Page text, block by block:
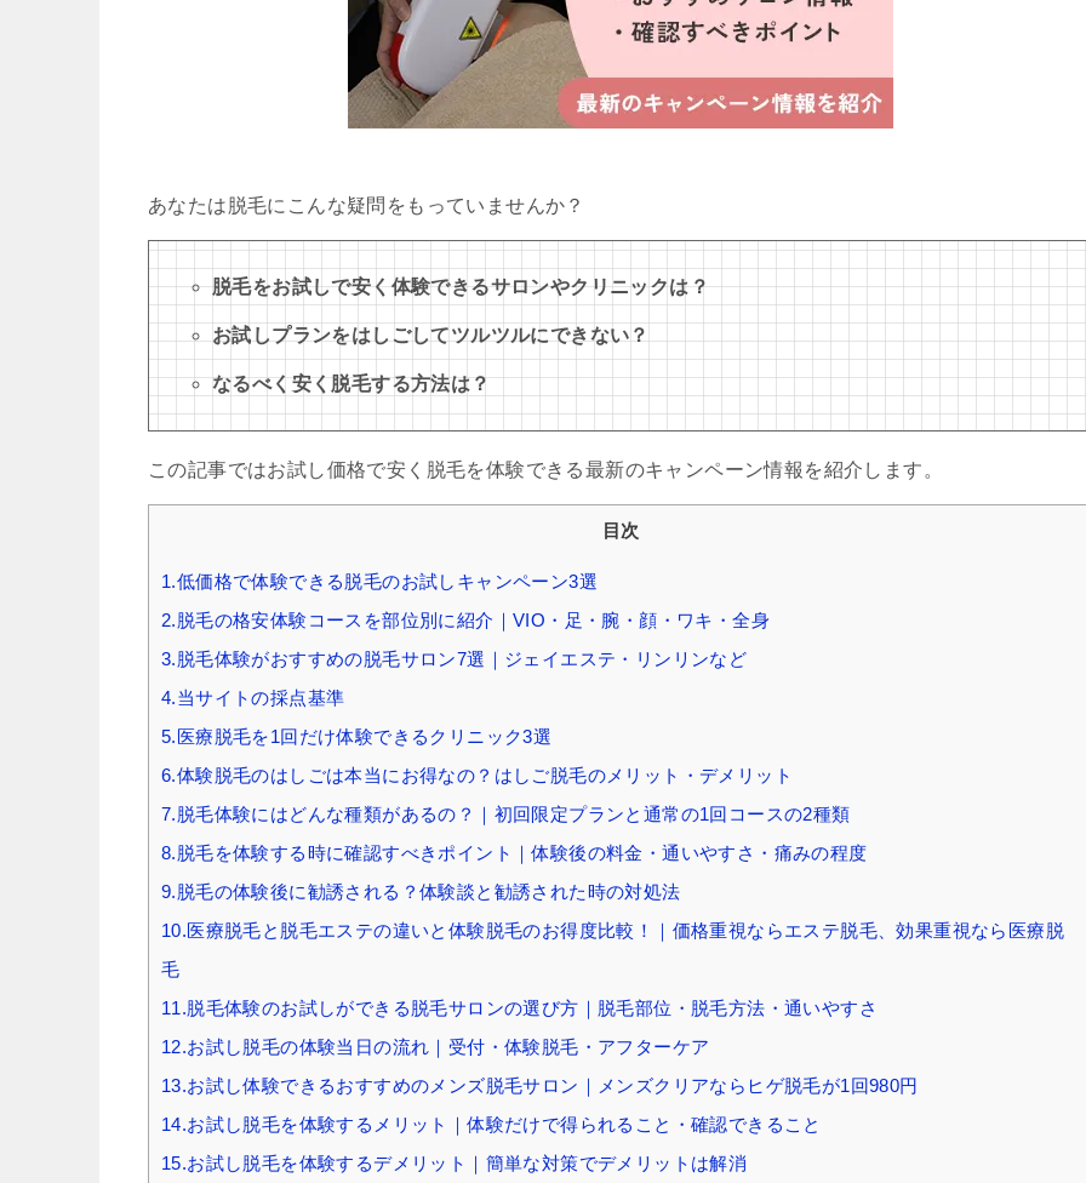
あなたは脱毛にこんな疑問をもっていませんか？
脱毛をお試しで安く体験できるサロンやクリニックは？
お試しプランをはしごしてツルツルにできない？
なるべく安く脱毛する方法は？
この記事ではお試し価格で安く脱毛を体験できる最新のキャンペーン情報を紹介します。
目次
1.低価格で体験できる脱毛のお試しキャンペーン3選
2.脱毛の格安体験コースを部位別に紹介｜VIO・足・腕・顔・ワキ・全身
3.脱毛体験がおすすめの脱毛サロン7選｜ジェイエステ・リンリンなど
4.当サイトの採点基準
5.医療脱毛を1回だけ体験できるクリニック3選
6.体験脱毛のはしごは本当にお得なの？はしご脱毛のメリット・デメリット
7.脱毛体験にはどんな種類があるの？｜初回限定プランと通常の1回コースの2種類
8.脱毛を体験する時に確認すべきポイント｜体験後の料金・通いやすさ・痛みの程度
9.脱毛の体験後に勧誘される？体験談と勧誘された時の対処法
10.医療脱毛と脱毛エステの違いと体験脱毛のお得度比較！｜価格重視ならエステ脱毛、効果重視なら医療脱
毛
11.脱毛体験のお試しができる脱毛サロンの選び方｜脱毛部位・脱毛方法・通いやすさ
12.お試し脱毛の体験当日の流れ｜受付・体験脱毛・アフターケア
13.お試し体験できるおすすめのメンズ脱毛サロン｜メンズクリアならヒゲ脱毛が1回980円
14.お試し脱毛を体験するメリット｜体験だけで得られること・確認できること
15.お試し脱毛を体験するデメリット｜簡単な対策でデメリットは解消